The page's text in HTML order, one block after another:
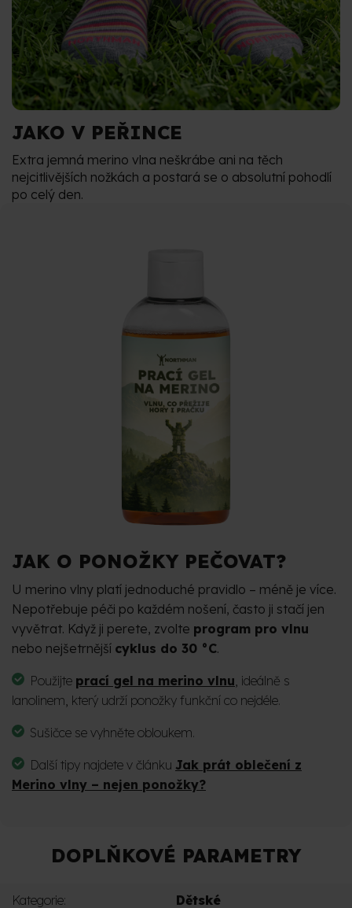
JAKO V PEŘINCE
Extra jemná merino vlna neškrábe ani na těch
nejcitlivějších nožkách a postará se o absolutní pohodlí
po celý den.
JAK O PONOŽKY PEČOVAT?
U merino vlny platí jednoduché pravidlo – méně je více.
Nepotřebuje péči po každém nošení, často ji stačí jen
vyvětrat. Když ji perete, zvolte program pro vlnu
nebo nejšetrnější cyklus do 30 °C.
Použijte prací gel na merino vlnu, ideálně s
lanolinem, který udrží ponožky funkční co nejdéle.
Sušičce se vyhněte obloukem.
Další tipy najdete v článku Jak prát oblečení z
Merino vlny – nejen ponožky?
DOPLŇKOVÉ PARAMETRY
Kategorie: Dětské